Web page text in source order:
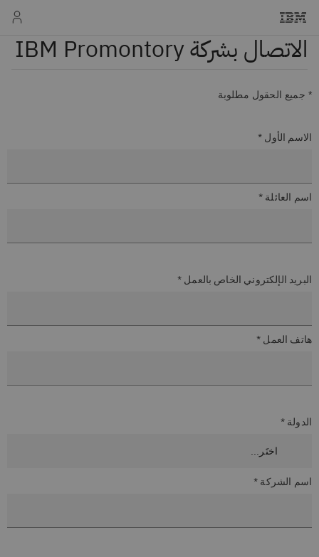
الاتصال بشركة IBM Promontory
* جميع الحقول مطلوبة
الاسم الأول *
اسم العائلة *
البريد الإلكتروني الخاص بالعمل *
هاتف العمل *
الدولة *
اسم الشركة *